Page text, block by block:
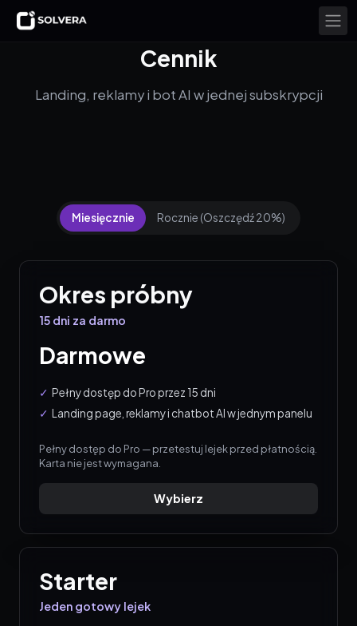
Cennik
Landing, reklamy i bot AI w jednej subskrypcji
Miesięcznie Rocznie (Oszczędź 20%)
Okres próbny
15 dni za darmo
Darmowe
Pełny dostęp do Pro przez 15 dni
Landing page, reklamy i chatbot AI w jednym panelu
Pełny dostęp do Pro — przetestuj lejek przed płatnością.
Karta nie jest wymagana.
Wybierz
Starter
Jeden gotowy lejek